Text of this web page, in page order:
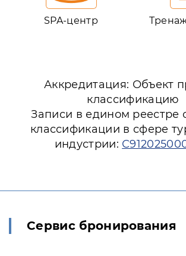
SPA-центр
Аккредитация: Объект
классификацию
Записи в едином реестре
классификации в сфере
индустрии:
Сервис бронирования